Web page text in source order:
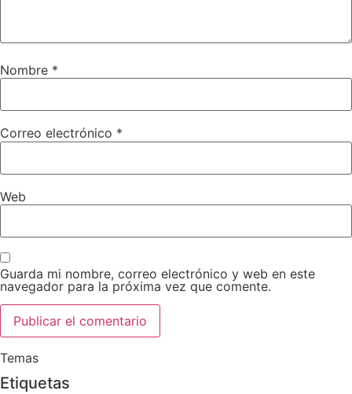
Nombre *
Correo electrónico *
Web
Guarda mi nombre, correo electrónico y web en este
navegador para la próxima vez que comente.
Temas
Etiquetas